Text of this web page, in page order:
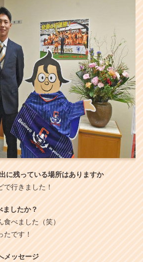
に残っている場所はありますか
行きました！
したか？
べました（笑）
です！
ッセージ